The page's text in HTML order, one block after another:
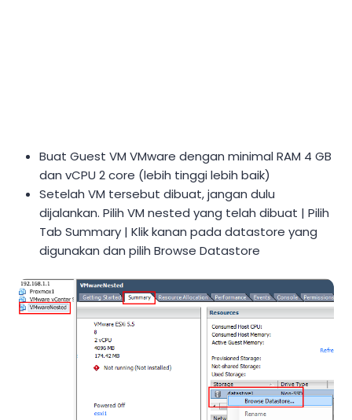
Buat Guest VM VMware dengan minimal RAM 4 GB
dan vCPU 2 core (lebih tinggi lebih baik)
Setelah VM tersebut dibuat, jangan dulu
dijalankan. Pilih VM nested yang telah dibuat | Pilih
Tab Summary | Klik kanan pada datastore yang
digunakan dan pilih Browse Datastore